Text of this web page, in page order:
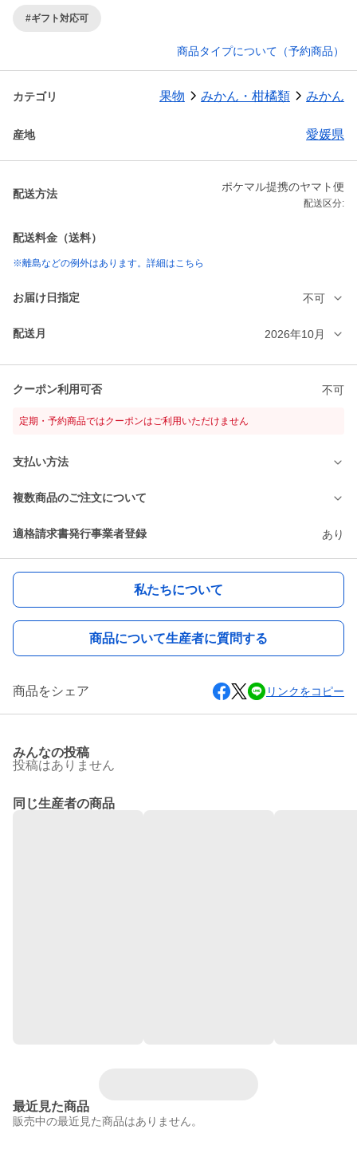
#ギフト対応可
商品タイプについて（予約商品）
カテゴリ 果物 みかん・柑橘類 みかん
産地 愛媛県
配送方法
ポケマル提携のヤマト便
配送区分:
配送料金（送料）
※離島などの例外はあります。詳細はこちら
お届け日指定 不可
配送月 2026年10月
クーポン利用可否 不可
定期・予約商品ではクーポンはご利用いただけません
支払い方法
複数商品のご注文について
適格請求書発行事業者登録 あり
私たちについて
商品について生産者に質問する
商品をシェア リンクをコピー
みんなの投稿
投稿はありません
同じ生産者の商品
最近見た商品
販売中の最近見た商品はありません。